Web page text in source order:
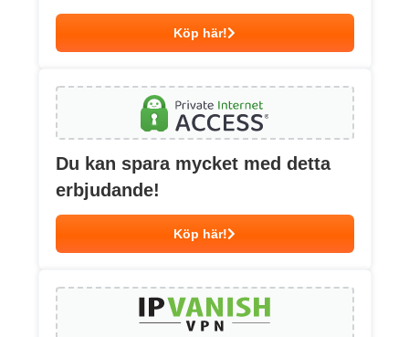
Köp här!
Du kan spara mycket med detta
erbjudande!
Köp här!